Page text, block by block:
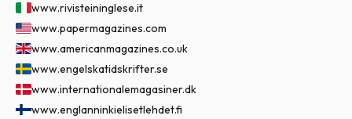
www.rivisteininglese.it
www.papermagazines.com
www.americanmagazines.co.uk
www.engelskatidskrifter.se
www.internationalemagasiner.dk
www.englanninkielisetlehdet.fi